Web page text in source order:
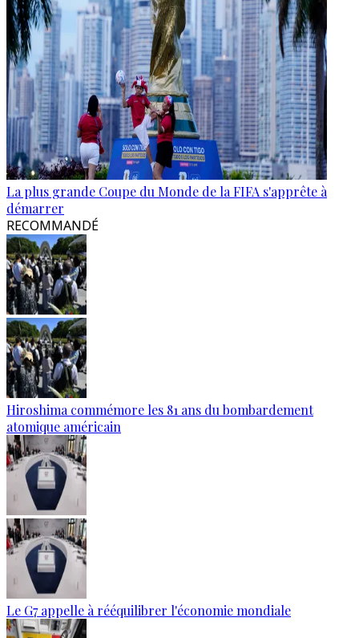
La plus grande Coupe du Monde de la FIFA s'apprête à
démarrer
RECOMMANDÉ
Hiroshima commémore les 81 ans du bombardement
atomique américain
Le G7 appelle à rééquilibrer l'économie mondiale